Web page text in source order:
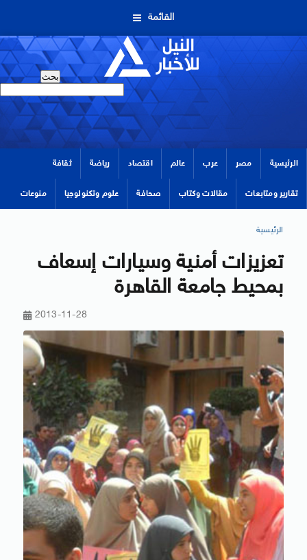
القائمة
الرئيسية مصر عرب عالم اقتصاد رياضة ثقافة
تقارير ومتابعات مقالات وكتاب صحافة علوم وتكنولوجيا منوعات
الرئيسية
تعزيزات أمنية وسيارات إسعاف
بمحيط جامعة القاهرة
2013-11-28